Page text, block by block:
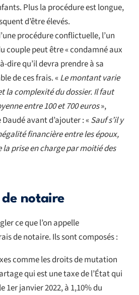
Plus la procédure est longue,
d’être élevés.
procédure conflictuelle, l’un
couple peut être « condamné aux
dire qu’il devra prendre à sa
de ces frais. «Le montant varie
la complexité du dossier. Il faut
entre 100 et 700 euros»,
avant d’ajouter : «Sauf s’il y
financière entre les époux,
la prise en charge par moitié des
de notaire
ce que l’on appelle
de notaire. Ils sont composés :
comme les droits de mutation
qui est une taxe de l’État qui
1er janvier 2022, à 1,10% du